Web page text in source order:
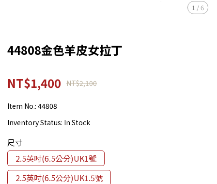
1 /6
44808金色羊皮女拉丁
NT$1,400 NT$2,100
Item No.: 44808
Inventory Status: In Stock
尺寸
2.5英吋(6.5公分)UK1號
2.5英吋(6.5公分)UK1.5號